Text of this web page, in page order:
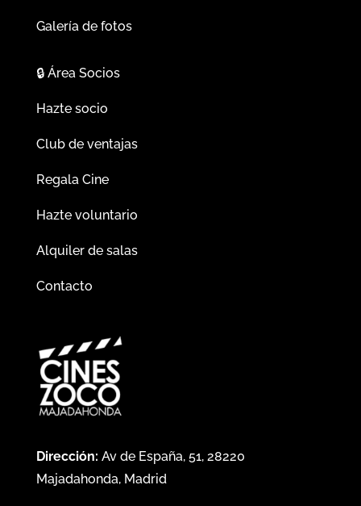
Galería de fotos
🔒Área Socios
Hazte socio
Club de ventajas
Regala Cine
Hazte voluntario
Alquiler de salas
Contacto
Dirección: Av de España, 51, 28220
Majadahonda, Madrid